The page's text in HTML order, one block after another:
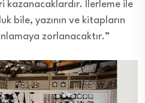
kazanacaklardır. İlerleme ile
bile, yazının ve kitapların
zorlanacaktır.”